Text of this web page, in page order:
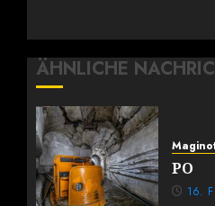
ÄHNLICHE
PO
16.